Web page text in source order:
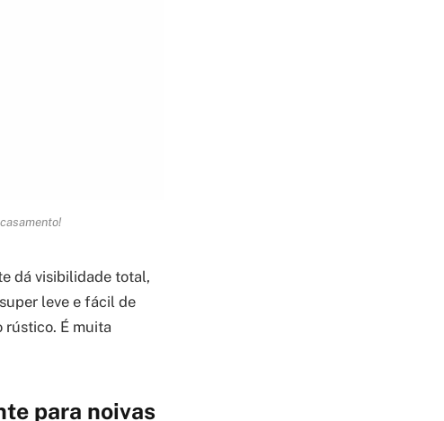
dá visibilidade total,
leve e fácil de
rústico. É muita
para noivas